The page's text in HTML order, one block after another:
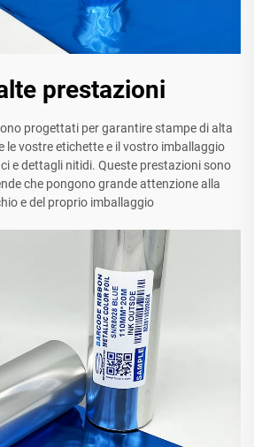
prestazioni
progettati per garantire stampe di alta
le vostre etichette e il vostro imballaggio
e dettagli nitidi. Queste prestazioni sono
che pongono grande attenzione alla
e del proprio imballaggio